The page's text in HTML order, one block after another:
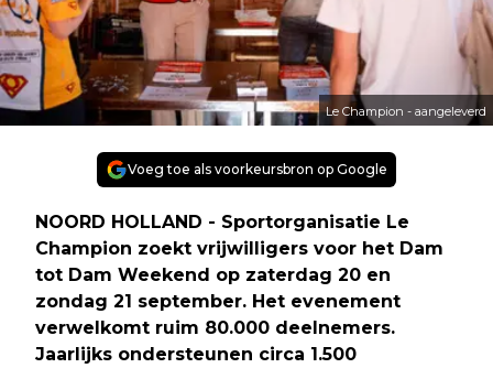
Le Champion - aangeleverd
Voeg toe als voorkeursbron op Google
NOORD HOLLAND - Sportorganisatie Le
Champion zoekt vrijwilligers voor het Dam
tot Dam Weekend op zaterdag 20 en
zondag 21 september. Het evenement
verwelkomt ruim 80.000 deelnemers.
Jaarlijks ondersteunen circa 1.500